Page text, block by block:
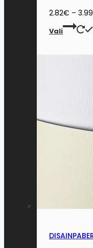
2.82€ – 3.99
Vali